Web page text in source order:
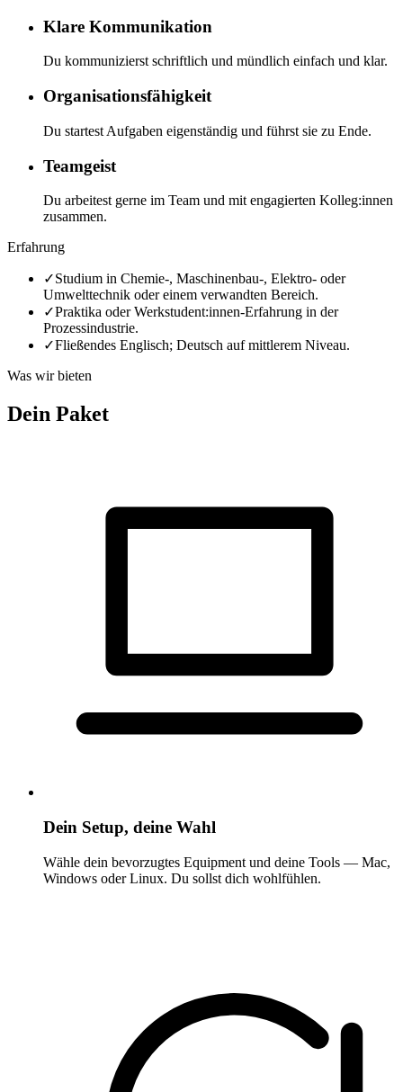
Klare Kommunikation
Du kommunizierst schriftlich und mündlich einfach und klar.
Organisationsfähigkeit
Du startest Aufgaben eigenständig und führst sie zu Ende.
Teamgeist
Du arbeitest gerne im Team und mit engagierten Kolleg:innen
zusammen.
Erfahrung
✓Studium in Chemie-, Maschinenbau-, Elektro- oder
Umwelttechnik oder einem verwandten Bereich.
✓Praktika oder Werkstudent:innen-Erfahrung in der
Prozessindustrie.
✓Fließendes Englisch; Deutsch auf mittlerem Niveau.
Was wir bieten
Dein Paket
Dein Setup, deine Wahl
Wähle dein bevorzugtes Equipment und deine Tools — Mac,
Windows oder Linux. Du sollst dich wohlfühlen.